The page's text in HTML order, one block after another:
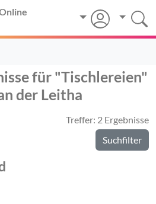
für "Tischlereien"
der Leitha
Treffer: 2 Ergebnisse
Suchfilter